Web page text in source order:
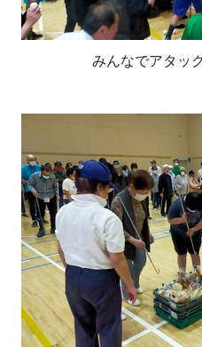
みんなでアタッ